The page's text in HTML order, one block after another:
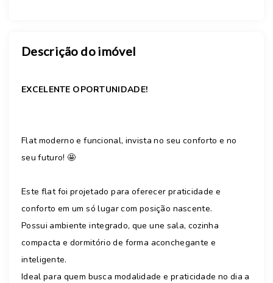
Descrição do imóvel
EXCELENTE OPORTUNIDADE!
Flat moderno e funcional, invista no seu conforto e no
seu futuro! 🤩
Este flat foi projetado para oferecer praticidade e
conforto em um só lugar com posição nascente.
Possui ambiente integrado, que une sala, cozinha
compacta e dormitório de forma aconchegante e
inteligente.
Ideal para quem busca modalidade e praticidade no dia a